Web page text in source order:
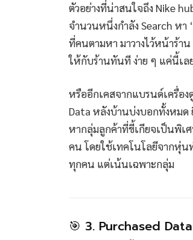
ตัวอย่างที่น่าสนใจถึง Nike
จำนวนหนึ่งกำลัง Search หา
ที่คนตามหา มาวางไว้หน้าร้า
ให้กับร้านทันที ง่าย ๆ แค่นี้เล
หรืออีกเคสจากแบรนด์เครื่อ
Data หลังบ้านบ่งบอกทั้งหมด
หากลุ่มลูกค้าที่ขี้เกียจเป็นพิเ
คน โดยใช้เทคโนโลยีจากหุ่น
ทุกคน แต่เน้นเฉพาะกลุ่ม
🎯 3. Purchased Data